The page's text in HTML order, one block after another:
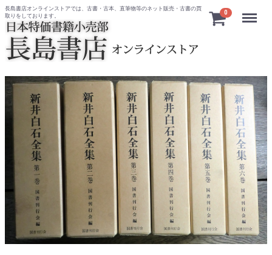
長島書店オンラインストアでは、古書・古本、直筆物等のネット販売・古書の買
取りをしております。
0 Menu